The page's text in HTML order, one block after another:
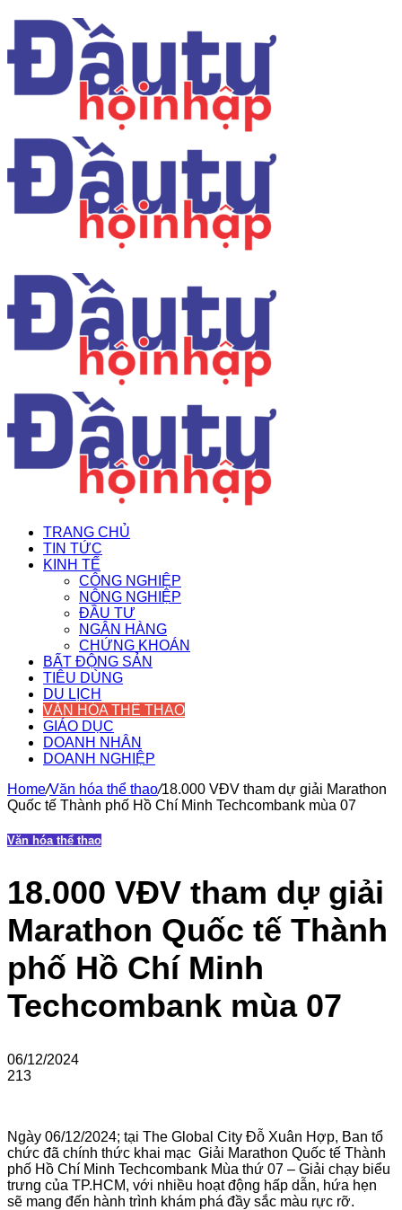
TRANG CHỦ
TIN TỨC
KINH TẾ
CÔNG NGHIỆP
NÔNG NGHIỆP
ĐẦU TƯ
NGÂN HÀNG
CHỨNG KHOÁN
BẤT ĐỘNG SẢN
TIÊU DÙNG
DU LỊCH
VĂN HÓA THỂ THAO
GIÁO DỤC
DOANH NHÂN
DOANH NGHIỆP
Home/Văn hóa thể thao/18.000 VĐV tham dự giải Marathon
Quốc tế Thành phố Hồ Chí Minh Techcombank mùa 07
Văn hóa thể thao
18.000 VĐV tham dự giải
Marathon Quốc tế Thành
phố Hồ Chí Minh
Techcombank mùa 07
06/12/2024
213
Ngày 06/12/2024; tại The Global City Đỗ Xuân Hợp, Ban tổ
chức đã chính thức khai mạc Giải Marathon Quốc tế Thành
phố Hồ Chí Minh Techcombank Mùa thứ 07 – Giải chạy biểu
trưng của TP.HCM, với nhiều hoạt động hấp dẫn, hứa hẹn
sẽ mang đến hành trình khám phá đầy sắc màu rực rỡ.